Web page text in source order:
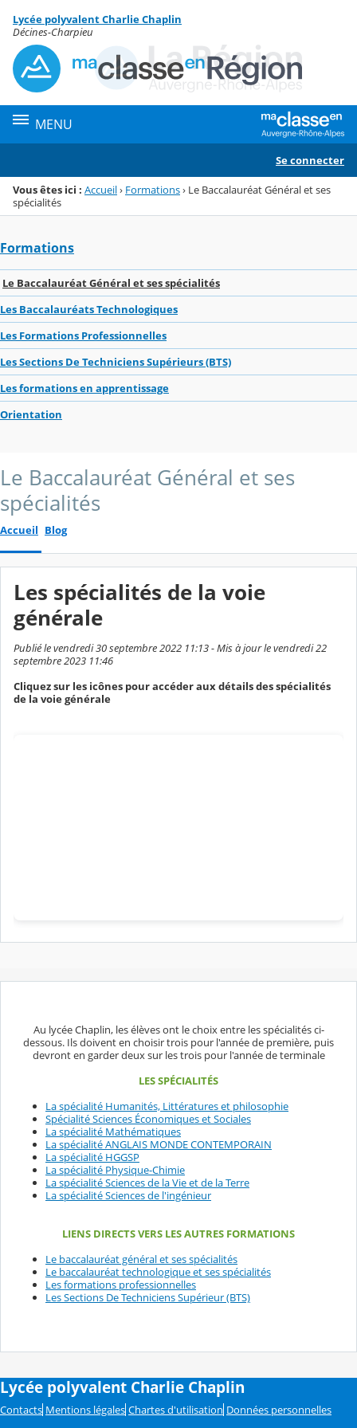
Menu de la rubrique
Contenu
Lycée polyvalent Charlie Chaplin
Décines-Charpieu
MENU
Se connecter
Vous êtes ici : Accueil› Formations› Le Baccalauréat Général et ses
spécialités
Formations
Le Baccalauréat Général et ses spécialités
Les Baccalauréats Technologiques
Les Formations Professionnelles
Les Sections De Techniciens Supérieurs (BTS)
Les formations en apprentissage
Orientation
Le Baccalauréat Général et ses
spécialités
Accueil Blog
Les spécialités de la voie
générale
Publié le vendredi 30 septembre 2022 11:13 - Mis à jour le vendredi 22
septembre 2023 11:46
Cliquez sur les icônes pour accéder aux détails des spécialités
de la voie générale
Au lycée Chaplin, les élèves ont le choix entre les spécialités ci-
dessous. Ils doivent en choisir trois pour l'année de première, puis
devront en garder deux sur les trois pour l'année de terminale
LES SPÉCIALITÉS
La spécialité Humanités, Littératures et philosophie
Spécialité Sciences Économiques et Sociales
La spécialité Mathématiques
La spécialité ANGLAIS MONDE CONTEMPORAIN
La spécialité HGGSP
La spécialité Physique-Chimie
La spécialité Sciences de la Vie et de la Terre
La spécialité Sciences de l'ingénieur
LIENS DIRECTS VERS LES AUTRES FORMATIONS
Le baccalauréat général et ses spécialités
Le baccalauréat technologique et ses spécialités
Les formations professionnelles
Les Sections De Techniciens Supérieur (BTS)
Lycée polyvalent Charlie Chaplin
Contacts Mentions légales Chartes d'utilisation Données personnelles